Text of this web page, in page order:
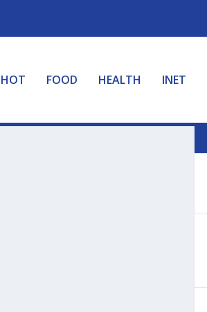
HOT FOOD HEALTH INET